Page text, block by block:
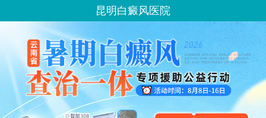
昆明白癜风医院